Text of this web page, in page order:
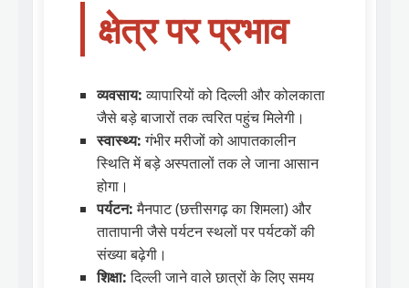
क्षेत्र पर प्रभाव
व्यवसाय:व्यापारियों को दिल्ली और कोलकाता
जैसे बड़े बाजारों तक त्वरित पहुंच मिलेगी।
स्वास्थ्य:गंभीर मरीजों को आपातकालीन
स्थिति में बड़े अस्पतालों तक ले जाना आसान
होगा।
पर्यटन:मैनपाट (छत्तीसगढ़ का शिमला) और
तातापानी जैसे पर्यटन स्थलों पर पर्यटकों की
संख्या बढ़ेगी।
शिक्षा:दिल्ली जाने वाले छात्रों के लिए समय